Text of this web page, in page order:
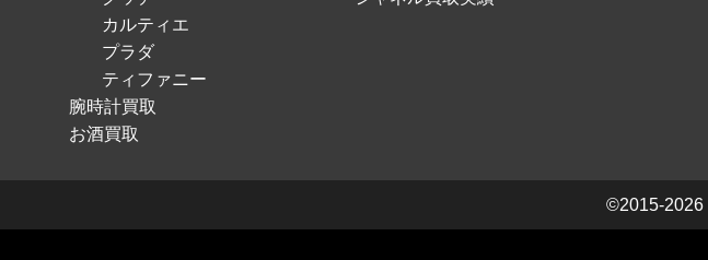
カルティエ
プラダ
ティファニー
腕時計買取
お酒買取
©2015-2026